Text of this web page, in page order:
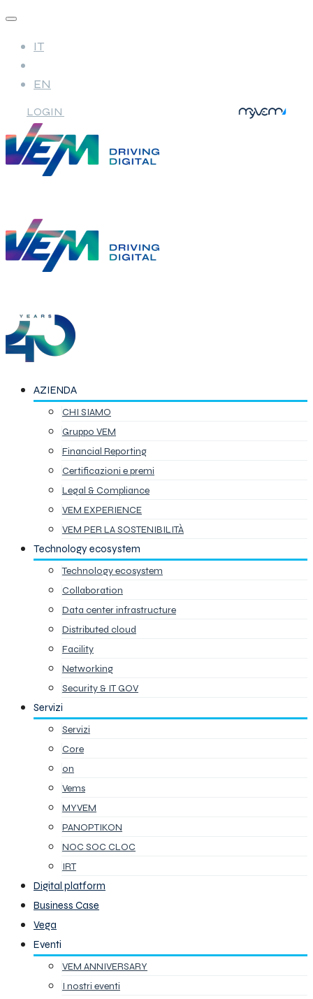
IT
EN
LOGIN
AZIENDA
CHI SIAMO
Gruppo VEM
Financial Reporting
Certificazioni e premi
Legal & Compliance
VEM EXPERIENCE
VEM PER LA SOSTENIBILITÀ
Technology ecosystem
Technology ecosystem
Collaboration
Data center infrastructure
Distributed cloud
Facility
Networking
Security & IT GOV
Servizi
Servizi
Core
on
Vems
MYVEM
PANOPTIKON
NOC SOC CLOC
IRT
Digital platform
Business Case
Vega
Eventi
VEM ANNIVERSARY
I nostri eventi